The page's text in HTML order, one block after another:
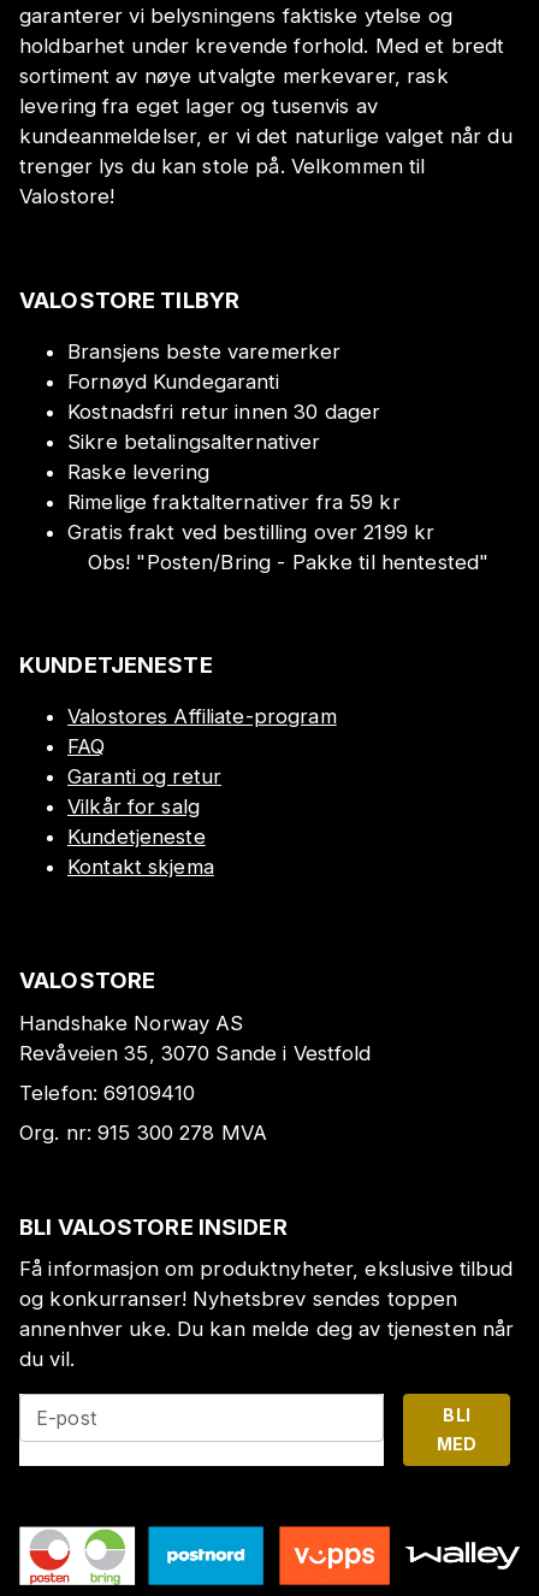
garanterer vi belysningens faktiske ytelse og
holdbarhet under krevende forhold. Med et bredt
sortiment av nøye utvalgte merkevarer, rask
levering fra eget lager og tusenvis av
kundeanmeldelser, er vi det naturlige valget når du
trenger lys du kan stole på. Velkommen til
Valostore!
VALOSTORE TILBYR
Bransjens beste varemerker
Fornøyd Kundegaranti
Kostnadsfri retur innen 30 dager
Sikre betalingsalternativer
Raske levering
Rimelige fraktalternativer fra 59 kr
Gratis frakt ved bestilling over 2199 kr
Obs! "Posten/Bring - Pakke til hentested"
KUNDETJENESTE
Valostores Affiliate-program
FAQ
Garanti og retur
Vilkår for salg
Kundetjeneste
Kontakt skjema
VALOSTORE
Handshake Norway AS
Revåveien 35, 3070 Sande i Vestfold
Telefon:69109410
Org. nr:915 300 278 MVA
BLI VALOSTORE INSIDER
Få informasjon om produktnyheter, ekslusive tilbud
og konkurranser! Nyhetsbrev sendes toppen
annenhver uke. Du kan melde deg av tjenesten når
du vil.
E-post
BLI
MED